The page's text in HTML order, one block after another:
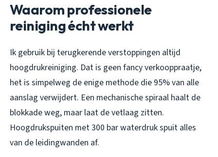
Waarom professionele
reiniging écht werkt
Ik gebruik bij terugkerende verstoppingen altijd
hoogdrukreiniging. Dat is geen fancy verkooppraatje,
het is simpelweg de enige methode die 95% van alle
aanslag verwijdert. Een mechanische spiraal haalt de
blokkade weg, maar laat de vetlaag zitten.
Hoogdrukspuiten met 300 bar waterdruk spuit alles
van de leidingwanden af.